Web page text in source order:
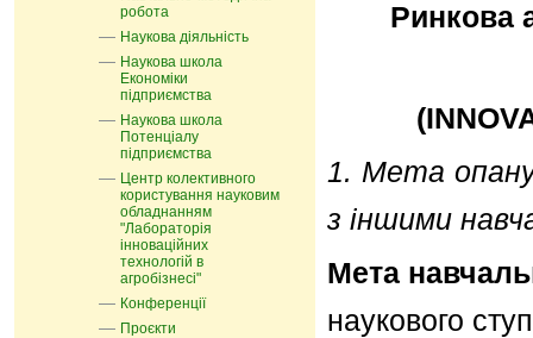
робота
Наукова діяльність
Наукова школа
Економіки
підприємства
Наукова школа
Потенціалу
підприємства
Центр колективного
користування науковим
обладнанням
"Лабораторія
інноваційних
технологій в
агробізнесі"
Конференції
Проєкти
Ринкова
1. Мета
з іншими
Мета
наукового